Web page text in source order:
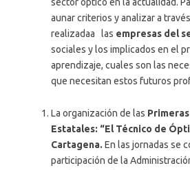
sector óptico en la actualidad.
aunar criterios y analizar a
realizadaa las empresas del
sociales y los implicados en el
aprendizaje, cuales son las
que necesitan estos futuros
La organización de las
Estatales: “El Técnico de
Cartagena. En las jornadas se
participación de la